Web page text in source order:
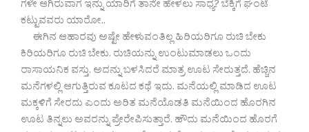
ಗಳೇ ಆಗಿರುವಾಗ ಇನ್ನು ಯಾರಿಗೆ ತಾನೇ ಹೇಳಲು ಸಾಧ್ಯ? ಬೆಕ್ಕಿಗೆ ಘಂಟೆ
ಕಟ್ಟುವವರು ಯಾರೋ..
ಈಗಿನ ಆಹಾರವು ಅಷ್ಟೇ ಹೇಳುವಂತಿಲ್ಲ ಹಿರಿಯರಿಗೂ ರುಚಿ ಬೇಕು
ಕಿರಿಯರಿಗೂ ರುಚಿ ಬೇಕು. ರುಚಿಯನ್ನು ಉಂಟುಮಾಡಲು ಒಂದು
ರಾಸಾಯನಿಕ ವಸ್ತು. ಅದನ್ನು ಬಳಸಿದರೆ ಮಾತ್ರ ಊಟ ಸೇರುತ್ತದೆ. ಹೆಚ್ಚಿನ
ಮನೆಗಳಲ್ಲಿ ಆಗುತ್ತಿರುವ ಕೂಟದ ಕಥೆ ಇದು. ಮನೆಯಲ್ಲಿ ಮಾಡಿದ ಊಟ
ಮಕ್ಕಳಿಗೆ ಸೇರದು ಎಂದು ಅರಿತ ಮನೆಯೊಡತಿ ಮನೆಯಿಂದ ಹೊರಗಿನ
ಊಟ ತಿನ್ನಲು ಅವರನ್ನು ಪ್ರೇರೇಪಿಸುತ್ತಾರೆ. ಹೌದು ಮನೆಯಿಂದ ಹೊರಗೆ